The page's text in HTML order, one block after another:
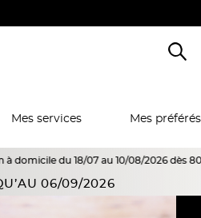
Hors frais éventuels
Mes services Mes préférés
07 au 10/08/2026 dès 80€ d'achat
06/09/2026